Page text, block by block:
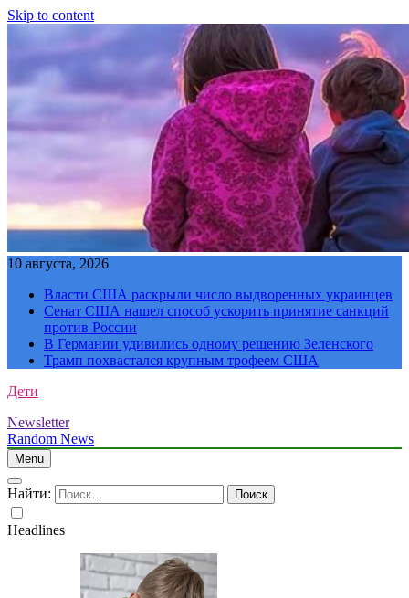
Skip to content
10 августа, 2026
Власти США раскрыли число выдворенных украинцев
Сенат США нашел способ ускорить принятие санкций
против России
В Германии удивились одному решению Зеленского
Трамп похвастался крупным трофеем США
Дети
Newsletter
Random News
Menu
Найти:
Headlines